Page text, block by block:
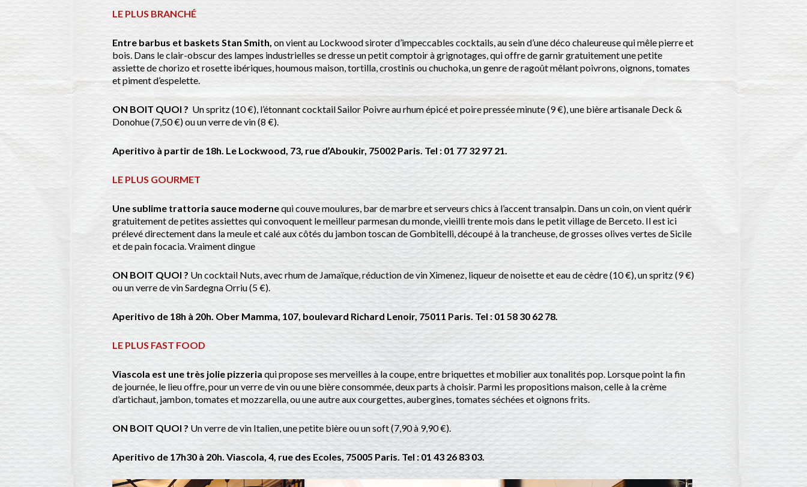
LE PLUS BRANCHÉ
Entre barbus et baskets Stan Smith, on vient au Lockwood siroter d’impeccables cocktails, au sein d’une déco chaleureuse qui mêle pierre et
bois. Dans le clair-obscur des lampes industrielles se dresse un petit comptoir à grignotages, qui offre de garnir gratuitement une petite
assiette de chorizo et rosette ibériques, houmous maison, tortilla, crostinis ou chuchoka, un genre de ragoût mêlant poivrons, oignons, tomates
et piment d’espelette.
ON BOIT QUOI ? Un spritz (10 €), l’étonnant cocktail Sailor Poivre au rhum épicé et poire pressée minute (9 €), une bière artisanale Deck &
Donohue (7,50 €) ou un verre de vin (8 €).
Aperitivo à partir de 18h. Le Lockwood, 73, rue d’Aboukir, 75002 Paris. Tel : 01 77 32 97 21.
LE PLUS GOURMET
Une sublime trattoria sauce modernequi couve moulures, bar de marbre et serveurs chics à l’accent transalpin. Dans un coin, on vient quérir
gratuitement de petites assiettes qui convoquent le meilleur parmesan du monde, vieilli trente mois dans le petit village de Berceto. Il est ici
prélevé directement dans la meule et calé aux côtés du jambon toscan de Gombitelli, découpé à la trancheuse, de grosses olives vertes de Sicile
et de pain focacia. Vraiment dingue
ON BOIT QUOI ? Un cocktail Nuts, avec rhum de Jamaïque, réduction de vin Ximenez, liqueur de noisette et eau de cèdre (10 €), un spritz (9 €)
ou un verre de vin Sardegna Orriu (5 €).
Aperitivo de 18h à 20h. Ober Mamma, 107, boulevard Richard Lenoir, 75011 Paris. Tel : 01 58 30 62 78.
LE PLUS FAST FOOD
Viascola est une très jolie pizzeria qui propose ses merveilles à la coupe, entre briquettes et mobilier aux tonalités pop. Lorsque point la fin
de journée, le lieu offre, pour un verre de vin ou une bière consommée, deux parts à choisir. Parmi les propositions maison, celle à la crème
d’artichaut, jambon, tomates et mozzarella, ou une autre aux courgettes, aubergines, tomates séchées et oignons frits.
ON BOIT QUOI ? Un verre de vin Italien, une petite bière ou un soft (7,90 à 9,90 €).
Aperitivo de 17h30 à 20h. Viascola, 4, rue des Ecoles, 75005 Paris. Tel : 01 43 26 83 03.